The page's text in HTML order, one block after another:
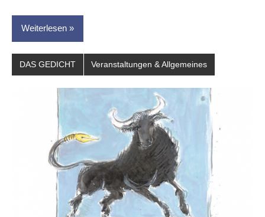
Weiterlesen
DAS GEDICHT Veranstaltungen & Allgemeines